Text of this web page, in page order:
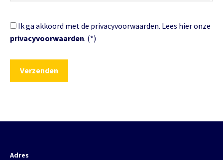
Ik ga akkoord met de privacyvoorwaarden. Lees hier onze
privacyvoorwaarden. (*)
Adres